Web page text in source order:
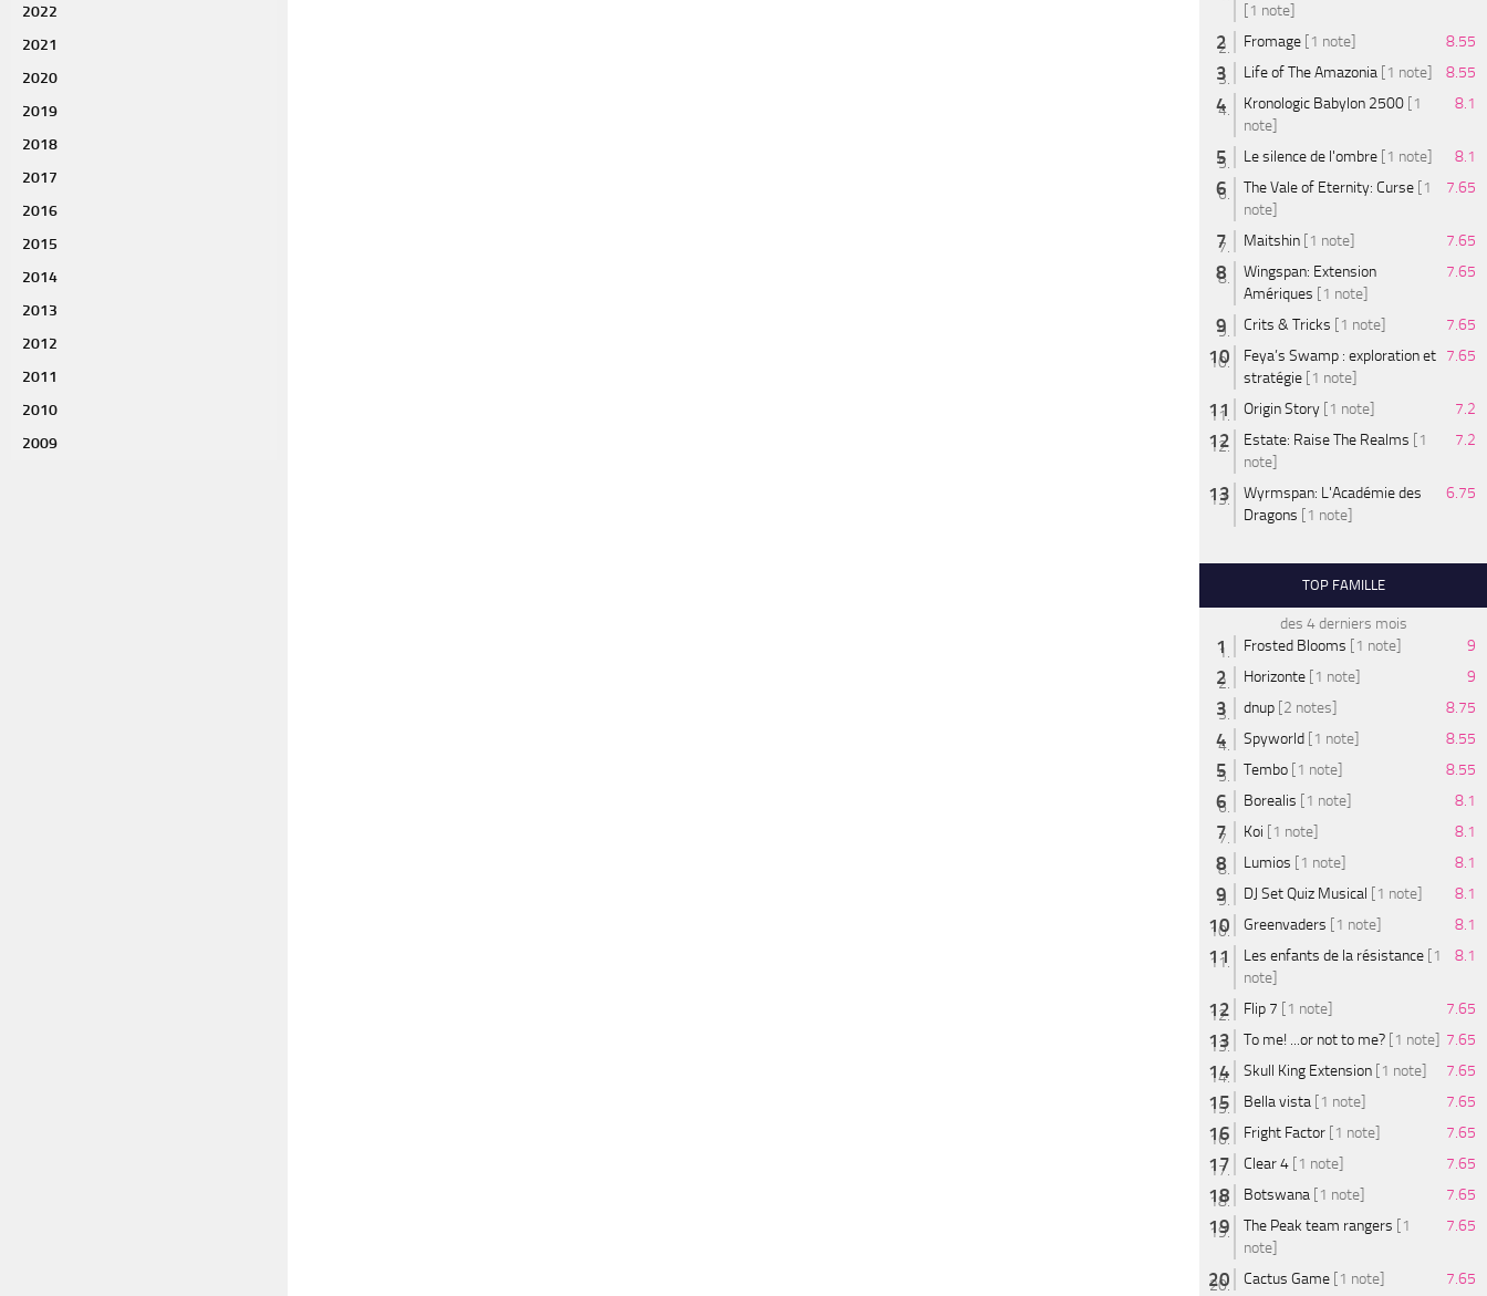
2022
2021
2020
2019
2018
2017
2016
2015
2014
2013
2012
2011
2010
2009
[1 note]
Fromage [1 note]
8.55
Life of The Amazonia [1 note]
8.55
Kronologic Babylon 2500 [1
note]
8.1
Le silence de l'ombre [1 note]
8.1
The Vale of Eternity: Curse [1
note]
7.65
Maitshin [1 note]
7.65
Wingspan: Extension
Amériques [1 note]
7.65
Crits & Tricks [1 note]
7.65
Feya’s Swamp : exploration et
stratégie [1 note]
7.65
Origin Story [1 note]
7.2
Estate: Raise The Realms [1
note]
7.2
Wyrmspan: L'Académie des
Dragons [1 note]
6.75
TOP FAMILLE
des 4 derniers mois
Frosted Blooms [1 note]
9
Horizonte [1 note]
9
dnup [2 notes]
8.75
Spyworld [1 note]
8.55
Tembo [1 note]
8.55
Borealis [1 note]
8.1
Koi [1 note]
8.1
Lumios [1 note]
8.1
DJ Set Quiz Musical [1 note]
8.1
Greenvaders [1 note]
8.1
Les enfants de la résistance [1
note]
8.1
Flip 7 [1 note]
7.65
To me! ...or not to me? [1 note]
7.65
Skull King Extension [1 note]
7.65
Bella vista [1 note]
7.65
Fright Factor [1 note]
7.65
Clear 4 [1 note]
7.65
Botswana [1 note]
7.65
The Peak team rangers [1
note]
7.65
Cactus Game [1 note] 7.65